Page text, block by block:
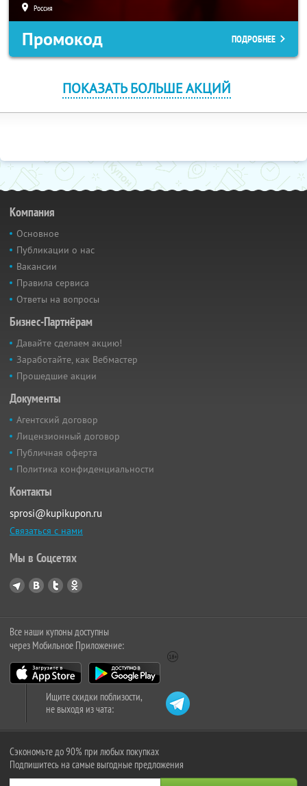
Россия
Промокод ПОДРОБНЕЕ
ПОКАЗАТЬ БОЛЬШЕ АКЦИЙ
Компания
Основное
Публикации о нас
Вакансии
Правила сервиса
Ответы на вопросы
Бизнес-Партнёрам
Давайте сделаем акцию!
Заработайте, как Вебмастер
Прошедшие акции
Документы
Агентский договор
Лицензионный договор
Публичная оферта
Политика конфиденциальности
Контакты
sprosi@kupikupon.ru
Связаться с нами
Мы в Соцсетях
Все наши купоны доступны
через Мобильное Приложение:
Ищите скидки поблизости,
не выходя из чата:
Сэкономьте до 90% при любых покупках
Подпишитесь на самые выгодные предложения